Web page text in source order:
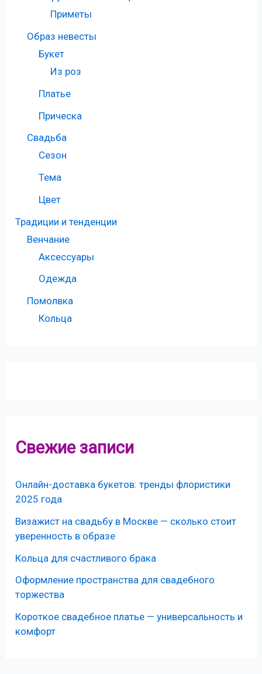
Приметы
Образ невесты
Букет
Из роз
Платье
Прическа
Свадьба
Сезон
Тема
Цвет
Традиции и тенденции
Венчание
Аксессуары
Одежда
Помолвка
Кольца
Свежие записи
Онлайн-доставка букетов: тренды флористики
2025 года
Визажист на свадьбу в Москве — сколько стоит
уверенность в образе
Кольца для счастливого брака
Оформление пространства для свадебного
торжества
Короткое свадебное платье — универсальность и
комфорт